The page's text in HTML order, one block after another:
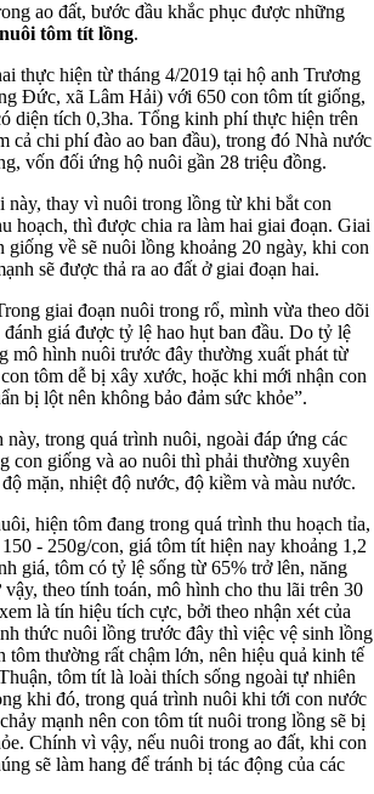
ao đất, bước đầu khắc phục được những
tôm tít lồng.
thực hiện từ tháng 4/2019 tại hộ anh Trương
Đức, xã Lâm Hải) với 650 con tôm tít giống,
diện tích 0,3ha. Tổng kinh phí thực hiện trên
cả chi phí đào ao ban đầu), trong đó Nhà nước
vốn đối ứng hộ nuôi gần 28 triệu đồng.
thay vì nuôi trong lồng từ khi bắt con
hoạch, thì được chia ra làm hai giai đoạn. Giai
giống về sẽ nuôi lồng khoảng 20 ngày, khi con
sẽ được thả ra ao đất ở giai đoạn hai.
giai đoạn nuôi trong rổ, mình vừa theo dõi
giá được tỷ lệ hao hụt ban đầu. Do tỷ lệ
mô hình nuôi trước đây thường xuất phát từ
tôm dễ bị xây xước, hoặc khi mới nhận con
bị lột nên không bảo đảm sức khỏe”.
trong quá trình nuôi, ngoài đáp ứng các
con giống và ao nuôi thì phải thường xuyên
mặn, nhiệt độ nước, độ kiềm và màu nước.
hiện tôm đang trong quá trình thu hoạch tỉa,
- 250g/con, giá tôm tít hiện nay khoảng 1,2
giá, tôm có tỷ lệ sống từ 65% trở lên, năng
theo tính toán, mô hình cho thu lãi trên 30
là tín hiệu tích cực, bởi theo nhận xét của
thức nuôi lồng trước đây thì việc vệ sinh lồng
tôm thường rất chậm lớn, nên hiệu quả kinh tế
tôm tít là loài thích sống ngoài tự nhiên
khi đó, trong quá trình nuôi khi tới con nước
mạnh nên con tôm tít nuôi trong lồng sẽ bị
Chính vì vậy, nếu nuôi trong ao đất, khi con
sẽ làm hang để tránh bị tác động của các